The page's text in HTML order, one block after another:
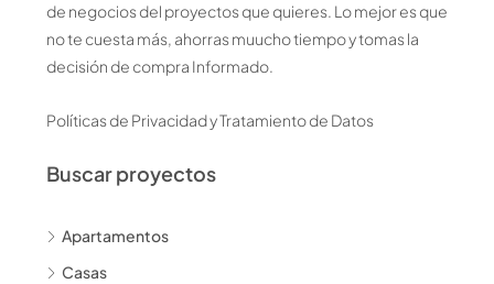
de negocios del proyectos que quieres. Lo mejor es que
no te cuesta más, ahorras muucho tiempo y tomas la
decisión de compra Informado.
Políticas de Privacidad y Tratamiento de Datos
Buscar proyectos
Apartamentos
Casas